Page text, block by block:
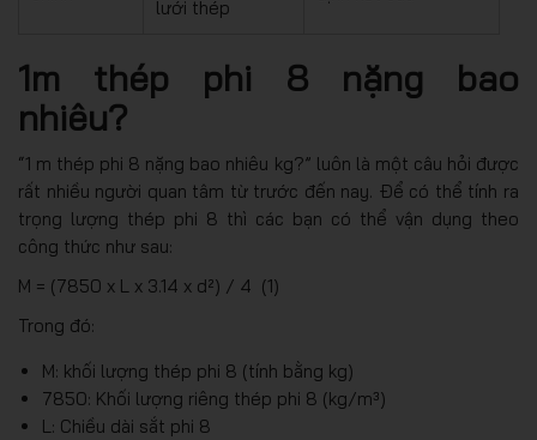
lưới thép
1m thép phi 8 nặng bao
nhiêu?
“1 m thép phi 8 nặng bao nhiêu kg?” luôn là một câu hỏi được
rất nhiều người quan tâm từ trước đến nay. Để có thể tính ra
trọng lượng thép phi 8 thì các bạn có thể vận dụng theo
công thức như sau:
M = (7850 x L x 3.14 x d²) / 4 (1)
Trong đó:
M: khối lượng thép phi 8 (tính bằng kg)
7850: Khối lượng riêng thép phi 8 (kg/m³)
L: Chiều dài sắt phi 8